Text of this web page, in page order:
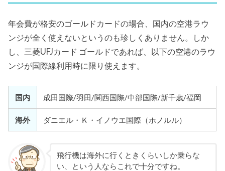
年会費が格安のゴールドカードの場合、国内の空港ラウ
ンジが全く使えないというのも珍しくありません。しか
し、三菱UFJカード ゴールドであれば、以下の空港のラウ
ンジが国際線利用時に限り使えます。
国内 成田国際/羽田/関西国際/中部国際/新千歳/福岡
海外 ダニエル・Ｋ・イノウエ国際（ホノルル）
飛行機は海外に行くときくらいしか乗らな
い、という人ならこれで十分ですね。